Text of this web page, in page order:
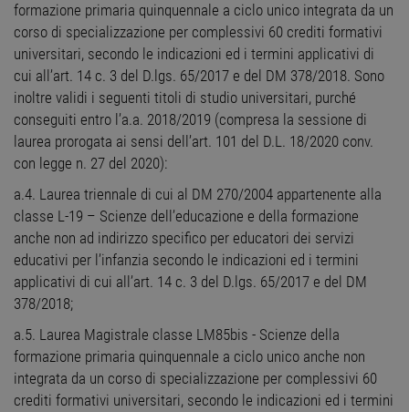
formazione primaria quinquennale a ciclo unico integrata da un
corso di specializzazione per complessivi 60 crediti formativi
universitari, secondo le indicazioni ed i termini applicativi di
cui all’art. 14 c. 3 del D.lgs. 65/2017 e del DM 378/2018. Sono
inoltre validi i seguenti titoli di studio universitari, purché
conseguiti entro l’a.a. 2018/2019 (compresa la sessione di
laurea prorogata ai sensi dell’art. 101 del D.L. 18/2020 conv.
con legge n. 27 del 2020):
a.4. Laurea triennale di cui al DM 270/2004 appartenente alla
classe L-19 – Scienze dell’educazione e della formazione
anche non ad indirizzo specifico per educatori dei servizi
educativi per l’infanzia secondo le indicazioni ed i termini
applicativi di cui all’art. 14 c. 3 del D.lgs. 65/2017 e del DM
378/2018;
a.5. Laurea Magistrale classe LM85bis - Scienze della
formazione primaria quinquennale a ciclo unico anche non
integrata da un corso di specializzazione per complessivi 60
crediti formativi universitari, secondo le indicazioni ed i termini